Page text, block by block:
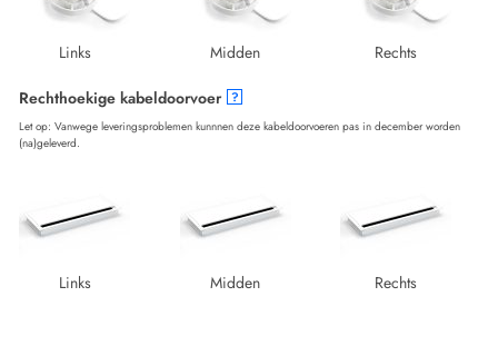
Links Midden Rechts
Rechthoekige kabeldoorvoer ?
Let op: Vanwege leveringsproblemen kunnnen deze kabeldoorvoeren pas in december worden
(na)geleverd.
Links Midden Rechts